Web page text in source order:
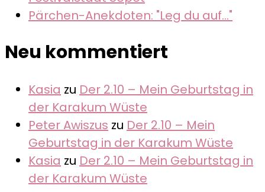
Pärchen-Anekdoten: "Leg du auf..."
Neu kommentiert
Kasia zu Der 2.10 – Mein Geburtstag in
der Karakum Wüste
Peter Awiszus zu Der 2.10 – Mein
Geburtstag in der Karakum Wüste
Kasia zu Der 2.10 – Mein Geburtstag in
der Karakum Wüste